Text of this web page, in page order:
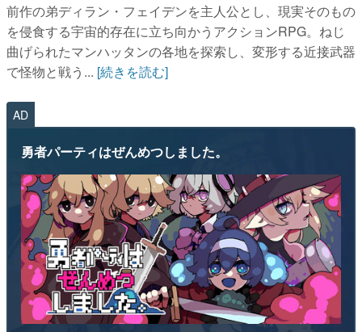
前作の弟ディラン・フェイデンを主人公とし、現実そのもの
を侵食する宇宙的存在に立ち向かうアクションRPG。ねじ
曲げられたマンハッタンの各地を探索し、変形する近接武器
で怪物と戦う... [続きを読む]
AD
勇者パーティはぜんめつしました。